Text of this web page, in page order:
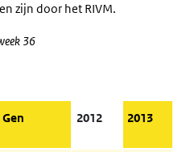
zijn door het RIVM.
36
Gen 2012 2013